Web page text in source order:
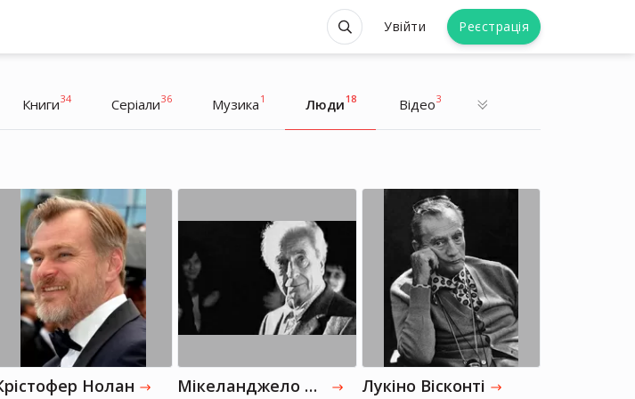
Увійти Реєстрація
Книги34 Серіали36 Музика 1 Люди 18 Відео3
Нолан
Олександр Роднянський
Режисер, Продюсер
Мікеланджело Антоніоні
Олександр Роднянський
Режисер, Продюсер
Лукіно Вісконті
Режисер, Продюсер